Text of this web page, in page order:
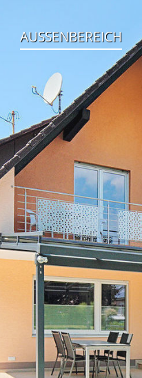
AUSSENBEREICH